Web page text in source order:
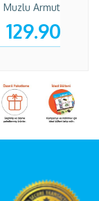
Püresi
TL